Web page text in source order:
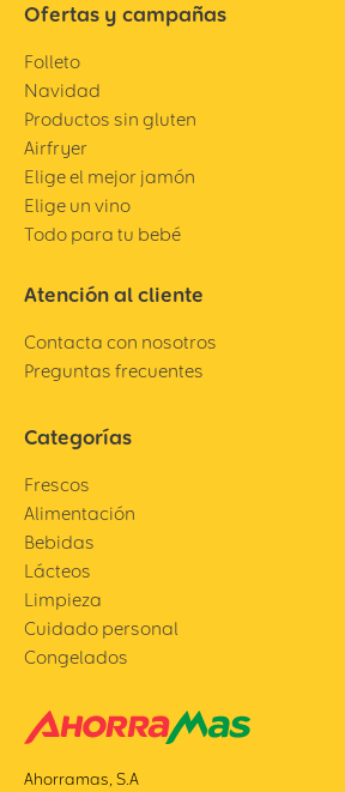
Ofertas y campañas
Folleto
Navidad
Productos sin gluten
Airfryer
Elige el mejor jamón
Elige un vino
Todo para tu bebé
Atención al cliente
Contacta con nosotros
Preguntas frecuentes
Categorías
Frescos
Alimentación
Bebidas
Lácteos
Limpieza
Cuidado personal
Congelados
Ahorramas, S.A